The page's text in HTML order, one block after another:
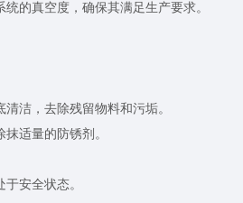
真空度，确保其满足生产要求。
洁，去除残留物料和污垢。
适量的防锈剂。
安全状态。